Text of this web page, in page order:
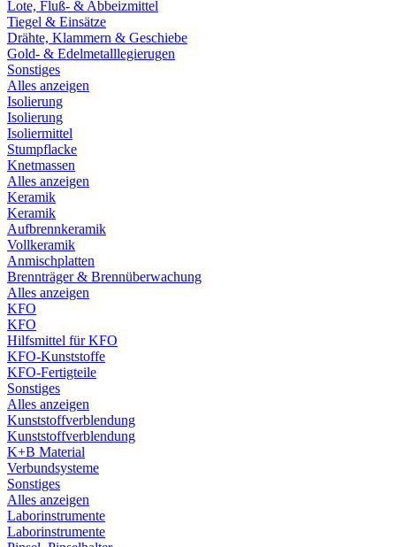
Lote, Fluß- & Abbeizmittel
Tiegel & Einsätze
Drähte, Klammern & Geschiebe
Gold- & Edelmetalllegierugen
Sonstiges
Alles anzeigen
Isolierung
Isolierung
Isoliermittel
Stumpflacke
Knetmassen
Alles anzeigen
Keramik
Keramik
Aufbrennkeramik
Vollkeramik
Anmischplatten
Brennträger & Brennüberwachung
Alles anzeigen
KFO
KFO
Hilfsmittel für KFO
KFO-Kunststoffe
KFO-Fertigteile
Sonstiges
Alles anzeigen
Kunststoffverblendung
Kunststoffverblendung
K+B Material
Verbundsysteme
Sonstiges
Alles anzeigen
Laborinstrumente
Laborinstrumente